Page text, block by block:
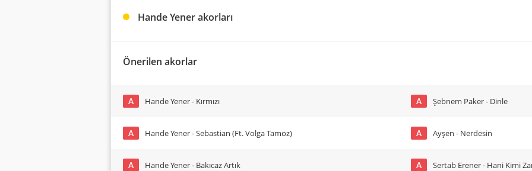
Hande Yener akorları
Önerilen akorlar
A Hande Yener - Kırmızı
A Hande Yener - Sebastian (Ft. Volga Tamöz)
A Hande Yener - Bakıcaz Artık
A Şebnem Paker - Dinle
A Ayşen - Nerdesin
A Sertab Erener - Hani Kimi